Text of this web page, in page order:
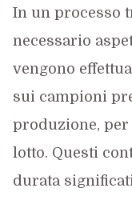
In un processo
necessario
vengono
sui campioni
produzione,
lotto. Questi
durata